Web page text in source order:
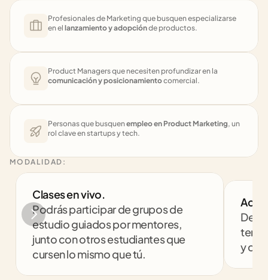
Profesionales de Marketing que busquen especializarse
en el lanzamiento y adopción de productos.
comunicación y posicionamiento comercial.
Personas que busquen empleo en Product Marketing, un
rol clave en startups y tech.
MODALIDAD:
Clases en vivo.
Podrás participar de grupos de
estudio guiados por mentores,
junto con otros estudiantes que
cursen lo mismo que tú.
y